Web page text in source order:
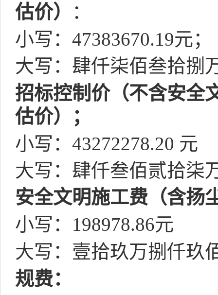
估价）
：
小写： 47383670.19元；
大写：肆仟柒佰叁拾捌
招标控制价（不含安全
估价）；
小写： 43272278.20 元
大写：肆仟叁佰贰拾柒
安全文明施工费（含扬
小写： 198978.86元
大写：壹拾玖万捌仟玖
规费：